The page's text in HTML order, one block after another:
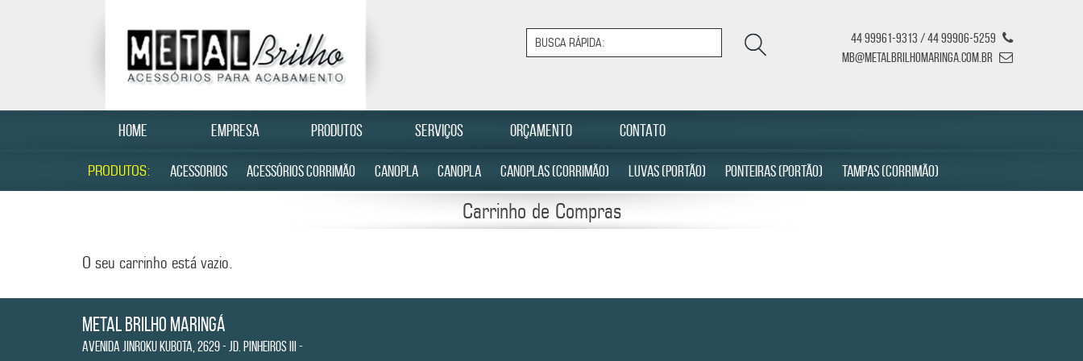
44 99961-9313 / 44 99906-5259
mb@metalbrilhomaringa.com.br
HOME EMPRESA PRODUTOS SERVIÇOS ORÇAMENTO CONTATO
PRODUTOS: ACESSORIOS ACESSÓRIOS CORRIMÃO CANOPLA CANOPLA CANOPLAS (CORRIMÃO) LUVAS (PORTÃO) PONTEIRAS (PORTÃO) TAMPAS (CORRIMÃO)
Carrinho de Compras
O seu carrinho está vazio.
Metal Brilho Maringá
Avenida Jinroku Kubota, 2629 - Jd. Pinheiros III -